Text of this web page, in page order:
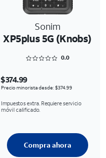
Sonim
XP5plus 5G (Knobs)
Rated 0 out of 5
0.0
$374.99
Precio minorista desde: $374.99
Impuestos extra. Requiere servicio
móvil calificado.
Compra ahora